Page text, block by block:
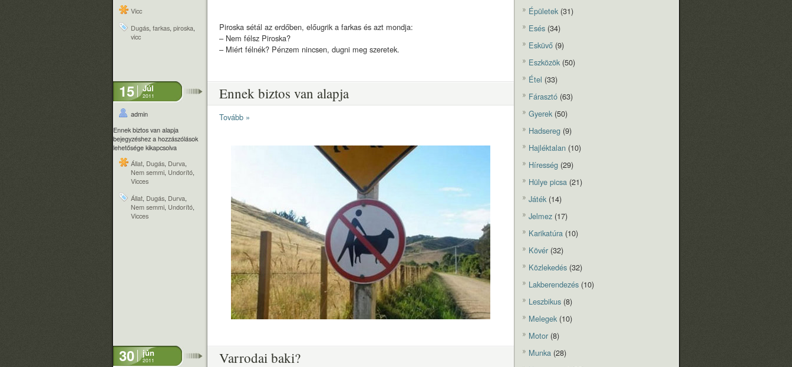
Vicc
Dugás, farkas, piroska,
vicc
Piroska sétál az erdőben, előugrik a farkas és azt mondja:
– Nem félsz Piroska?
– Miért félnék? Pénzem nincsen, dugni meg szeretek.
15 Júl
2011
admin
Ennek biztos van alapja
bejegyzéshez a hozzászólások
lehetősége kikapcsolva
Állat, Dugás, Durva,
Nem semmi, Undorító,
Vicces
Állat, Dugás, Durva,
Nem semmi, Undorító,
Vicces
Ennek biztos van alapja
Tovább »
30 jún
2011 Varrodai baki?
Épületek(31)
Esés (34)
Esküvő (9)
Eszközök(50)
Étel (33)
Fárasztó (63)
Gyerek(50)
Hadsereg (9)
Hajléktalan (10)
Híresség (29)
Hülye picsa (21)
Játék(14)
Jelmez (17)
Karikatúra (10)
Kövér (32)
Közlekedés (32)
Lakberendezés (10)
Leszbikus (8)
Melegek(10)
Motor (8)
Munka (28)